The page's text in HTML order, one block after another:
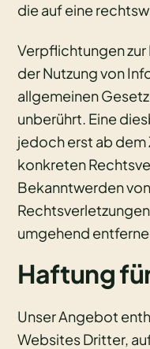
die auf eine
Verpflichtungen
der Nutzung von
allgemeinen
unberührt. Eine
jedoch erst ab
konkreten
Bekanntwerden
umgehend
Haftung
Unser Angebot
Websites Dritter,